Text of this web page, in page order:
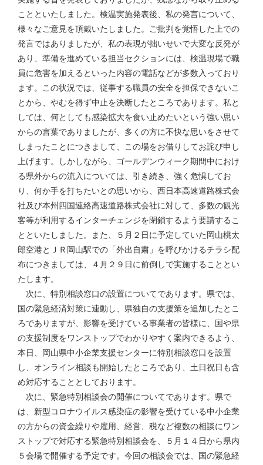
ことといたしました。検温実施発表後、私の発言について、
様々なご意見を頂戴いたしました。ご批判を覚悟した上での
発言ではありましたが、私の表現が拙いせいで大変な反発が
あり、準備を進めている担当セクションには、検温現場で職
員に危害を加えるといった内容の電話などが多数入っており
ます。この状況では、従事する職員の安全を担保できないこ
とから、やむを得ず中止を決断したところであります。私と
しては、何としても感染拡大を食い止めたいという強い思い
からの言葉でありましたが、多くの方に不快な思いをさせて
しまったことにつきまして、この場をお借りしてお詫び申し
上げます。しかしながら、ゴールデンウィーク期間中におけ
る県外からの流入については、引き続き、強く危惧してお
り、何か手を打ちたいとの思いから、西日本高速道路株式会
社及び本州四国連絡高速道路株式会社に対して、多数の観光
客等が利用するインターチェンジを閉鎖するよう要請するこ
とといたしました。また、５月２日に予定していた岡山桃太
郎空港とＪＲ岡山駅での「外出自粛」を呼びかけるチラシ配
布につきましては、４月２９日に前倒しで実施することとい
たします。
次に、特別相談窓口の設置についてであります。県では、
国の緊急経済対策に連動し、県独自の支援策を追加したとこ
ろでありますが、影響を受けている事業者の皆様に、国や県
の支援制度をワンストップでわかりやすく案内できるよう、
本日、岡山県中小企業支援センターに特別相談窓口を設置
し、オンライン相談も開始したところであり、土日祝日も含
め対応することとしております。
次に、緊急特別相談会の開催についてであります。県で
は、新型コロナウイルス感染症の影響を受けている中小企業
の方からの資金繰りや雇用、経営、税など複数の相談にワン
ストップで対応する緊急特別相談会を、５月１４日から県内
５会場で開催する予定です。今回の相談会では、国の緊急経